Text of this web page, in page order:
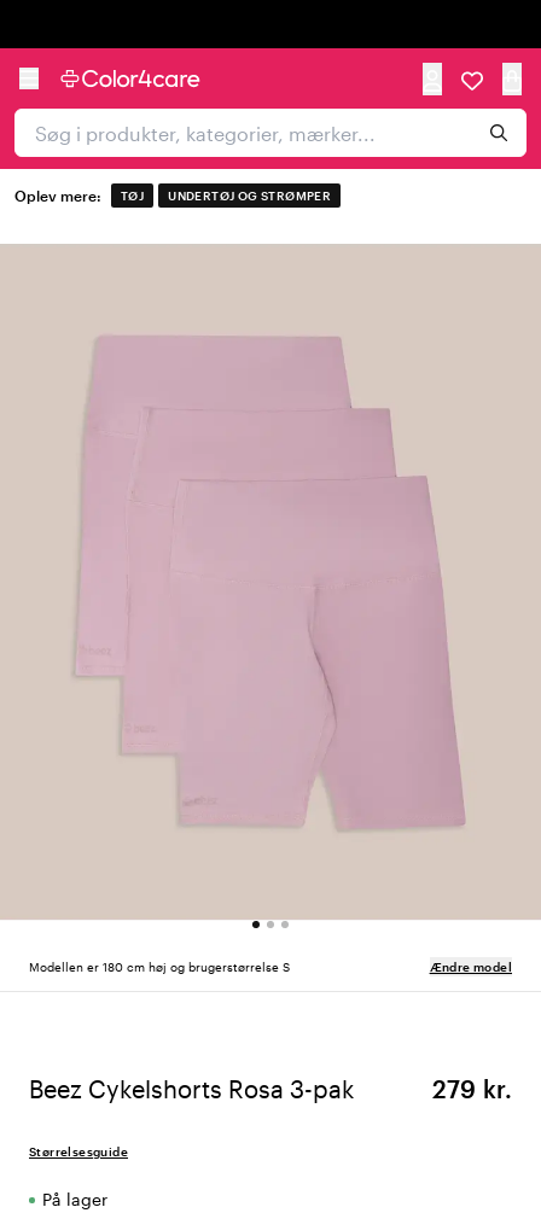
Oplev mere: TØJ UNDERTØJ OG STRØMPER
Modellen er 180 cm høj og brugerstørrelse S Ændre model
Beez Cykelshorts Rosa 3-pak 279 kr.
Størrelsesguide
På lager